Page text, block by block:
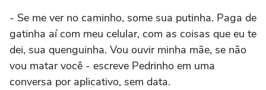
- Se me ver no caminho, some sua putinha. Paga de
gatinha aí com meu celular, com as coisas que eu te
dei, sua quenguinha. Vou ouvir minha mãe, se não
vou matar você - escreve Pedrinho em uma
conversa por aplicativo, sem data.